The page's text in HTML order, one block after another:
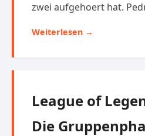
zwei aufgehoert hat.
Weiterlesen →
League of
Die